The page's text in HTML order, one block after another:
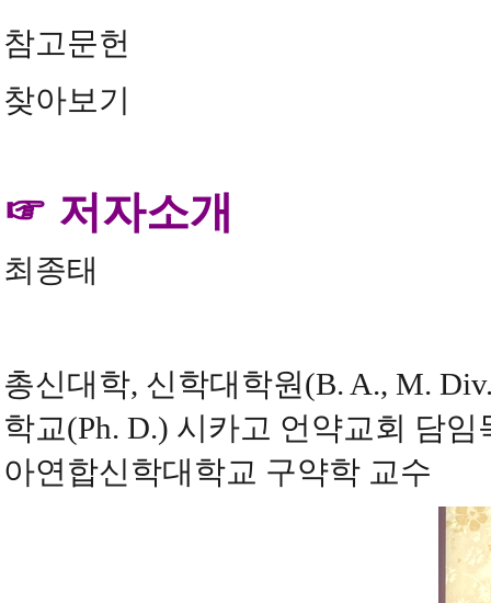
참고문헌
찾아보기
☞ 저자소개
최종태
총신대학, 신학대학원(B. A., M.
학교(Ph. D.) 시카고 언약교회 담
아연합신학대학교 구약학 교수